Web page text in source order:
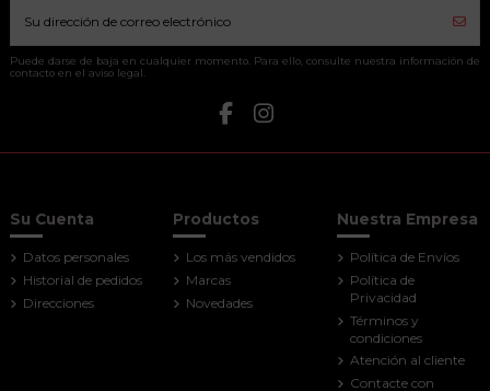
Puede darse de baja en cualquier momento. Para ello, consulte nuestra información de
contacto en el aviso legal.
Su Cuenta
Datos personales
Historial de pedidos
Direcciones
Productos
Los más vendidos
Marcas
Novedades
Nuestra Empresa
Política de Envíos
Política de
Privacidad
Términos y
condiciones
Atención al cliente
Contacte con